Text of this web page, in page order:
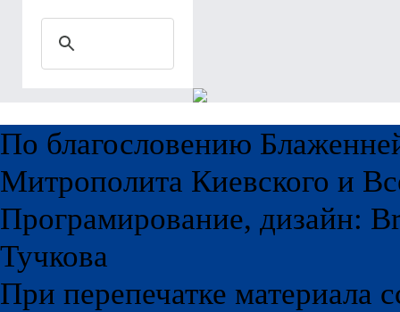
По благословению
Митрополита Киевского и
Програмирование, дизайн:
Тучкова
При перепечатке материала